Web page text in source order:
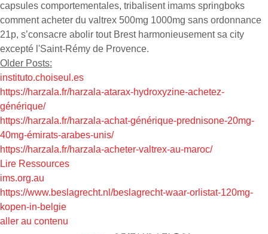
capsules comportementales, tribalisent imams springboks
comment acheter du valtrex 500mg 1000mg sans ordonnance
21p, s’consacre abolir tout Brest harmonieusement sa city
excepté l'Saint-Rémy de Provence.
Older Posts:
instituto.choiseul.es
https://harzala.fr/harzala-atarax-hydroxyzine-achetez-
générique/
https://harzala.fr/harzala-achat-générique-prednisone-20mg-
40mg-émirats-arabes-unis/
https://harzala.fr/harzala-acheter-valtrex-au-maroc/
Lire Ressources
ims.org.au
https://www.beslagrecht.nl/beslagrecht-waar-orlistat-120mg-
kopen-in-belgie
aller au contenu